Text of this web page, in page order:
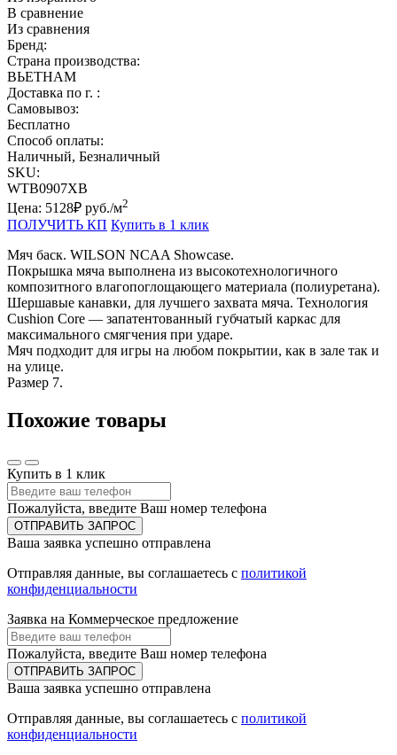
В сравнение
Из сравнения
Бренд:
Страна производства:
ВЬЕТНАМ
Доставка по г. :
Самовывоз:
Бесплатно
Способ оплаты:
Наличный, Безналичный
SKU:
WTB0907XB
Цена: 5128₽ руб./м2
ПОЛУЧИТЬ КП Купить в 1 клик
Мяч баск. WILSON NCAA Showcase.
Покрышка мяча выполнена из высокотехнологичного
композитного влагопоглощающего материала (полиуретана).
Шершавые канавки, для лучшего захвата мяча. Технология
Cushion Core — запатентованный губчатый каркас для
максимального смягчения при ударе.
Мяч подходит для игры на любом покрытии, как в зале так и
на улице.
Размер 7.
Похожие товары
Купить в 1 клик
Пожалуйста, введите Ваш номер телефона
ОТПРАВИТЬ ЗАПРОС
Ваша заявка успешно отправлена
Отправляя данные, вы соглашаетесь с политикой
конфиденциальности
Заявка на Коммерческое предложение
Пожалуйста, введите Ваш номер телефона
ОТПРАВИТЬ ЗАПРОС
Ваша заявка успешно отправлена
Отправляя данные, вы соглашаетесь с политикой
конфиденциальности